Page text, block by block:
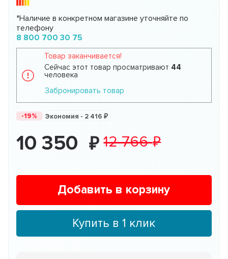
*Наличие в конкретном магазине уточняйте по
телефону
8 800 700 30 75
Товар заканчивается!
Сейчас этот товар просматривают 44
человека
Забронировать товар
-19% Экономия - 2 416
10 350 12 766
Добавить в корзину
Купить в 1 клик